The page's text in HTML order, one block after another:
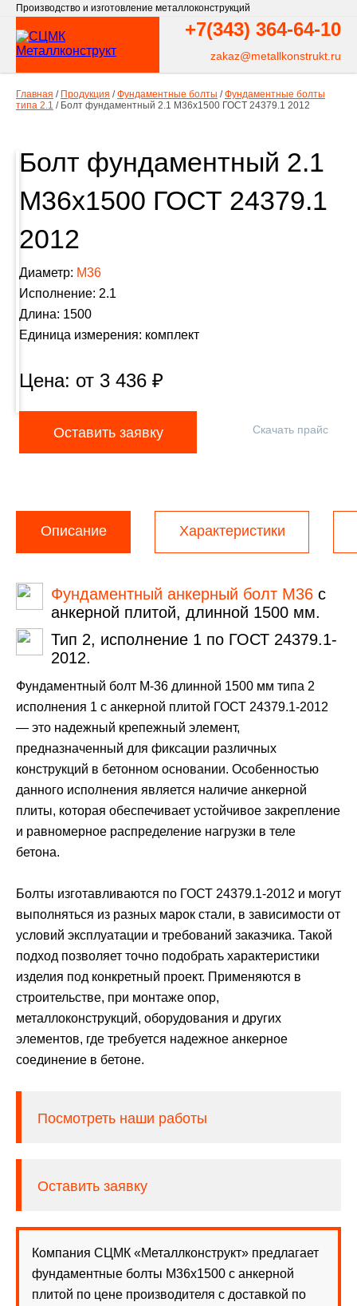
Производство и изготовление металлоконструкций
+7(343) 364-64-10
zakaz@metallkonstrukt.ru
Главная / Продукция / Фундаментные болты / Фундаментные болты
типа 2.1 / Болт фундаментный 2.1 М36х1500 ГОСТ 24379.1 2012
Болт фундаментный 2.1
М36х1500 ГОСТ 24379.1
2012
Диаметр: М36
Исполнение: 2.1
Длина: 1500
Единица измерения: комплект
Цена: от 3 436 ₽
Оставить заявку Скачать прайс
Описание Характеристики
Фундаментный анкерный болт М36 с
анкерной плитой, длинной 1500 мм.
Тип 2, исполнение 1 по ГОСТ 24379.1-
2012.
Фундаментный болт М-36 длинной 1500 мм типа 2
исполнения 1 с анкерной плитой ГОСТ 24379.1-2012
— это надежный крепежный элемент,
предназначенный для фиксации различных
конструкций в бетонном основании. Особенностью
данного исполнения является наличие анкерной
плиты, которая обеспечивает устойчивое закрепление
и равномерное распределение нагрузки в теле
бетона.
Болты изготавливаются по ГОСТ 24379.1-2012 и могут
выполняться из разных марок стали, в зависимости от
условий эксплуатации и требований заказчика. Такой
подход позволяет точно подобрать характеристики
изделия под конкретный проект. Применяются в
строительстве, при монтаже опор,
металлоконструкций, оборудования и других
элементов, где требуется надежное анкерное
соединение в бетоне.
Посмотреть наши работы
Оставить заявку
Компания СЦМК «Металлконструкт» предлагает
фундаментные болты М36х1500 с анкерной
плитой по цене производителя с доставкой по